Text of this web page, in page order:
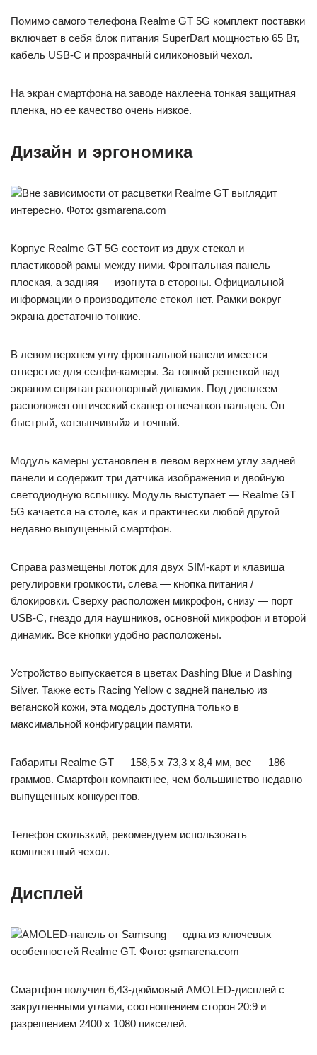
Помимо самого телефона Realme GT 5G комплект поставки
включает в себя блок питания SuperDart мощностью 65 Вт,
кабель USB-C и прозрачный силиконовый чехол.
На экран смартфона на заводе наклеена тонкая защитная
пленка, но ее качество очень низкое.
Дизайн и эргономика
Вне зависимости от расцветки Realme GT выглядит
интересно. Фото: gsmarena.com
Корпус Realme GT 5G состоит из двух стекол и
пластиковой рамы между ними. Фронтальная панель
плоская, а задняя — изогнута в стороны. Официальной
информации о производителе стекол нет. Рамки вокруг
экрана достаточно тонкие.
В левом верхнем углу фронтальной панели имеется
отверстие для селфи-камеры. За тонкой решеткой над
экраном спрятан разговорный динамик. Под дисплеем
расположен оптический сканер отпечатков пальцев. Он
быстрый, «отзывчивый» и точный.
Модуль камеры установлен в левом верхнем углу задней
панели и содержит три датчика изображения и двойную
светодиодную вспышку. Модуль выступает — Realme GT
5G качается на столе, как и практически любой другой
недавно выпущенный смартфон.
Справа размещены лоток для двух SIM-карт и клавиша
регулировки громкости, слева — кнопка питания /
блокировки. Сверху расположен микрофон, снизу — порт
USB-C, гнездо для наушников, основной микрофон и второй
динамик. Все кнопки удобно расположены.
Устройство выпускается в цветах Dashing Blue и Dashing
Silver. Также есть Racing Yellow с задней панелью из
веганской кожи, эта модель доступна только в
максимальной конфигурации памяти.
Габариты Realme GT — 158,5 x 73,3 x 8,4 мм, вес — 186
граммов. Смартфон компактнее, чем большинство недавно
выпущенных конкурентов.
Телефон скользкий, рекомендуем использовать
комплектный чехол.
Дисплей
AMOLED-панель от Samsung — одна из ключевых
особенностей Realme GT. Фото: gsmarena.com
Смартфон получил 6,43-дюймовый AMOLED-дисплей с
закругленными углами, соотношением сторон 20:9 и
разрешением 2400 x 1080 пикселей.